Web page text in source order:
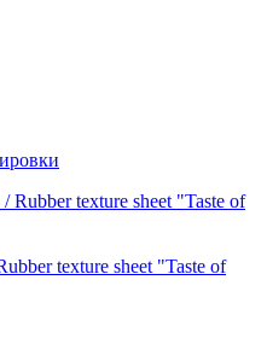
texture sheet "Taste of